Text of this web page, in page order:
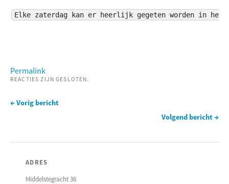
Elke zaterdag kan er heerlijk gegeten worden in het
Permalink
REACTIES ZIJN GESLOTEN.
← Vorig bericht
Volgend bericht →
ADRES
Middelstegracht 36